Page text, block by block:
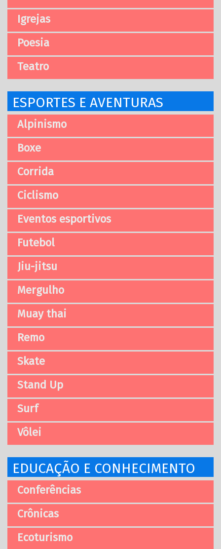
Igrejas
Poesia
Teatro
ESPORTES E AVENTURAS
Alpinismo
Boxe
Corrida
Ciclismo
Eventos esportivos
Futebol
Jiu-jitsu
Mergulho
Muay thai
Remo
Skate
Stand Up
Surf
Vôlei
EDUCAÇÃO E CONHECIMENTO
Conferências
Crônicas
Ecoturismo